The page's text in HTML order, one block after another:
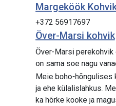
Margeköök
+372 56917697
Över-Marsi kohvik
Över-Marsi perekohvik
on sama soe nagu
Meie boho-hõngulises
ja ehe külalislahkus.
ka hõrke kooke ja